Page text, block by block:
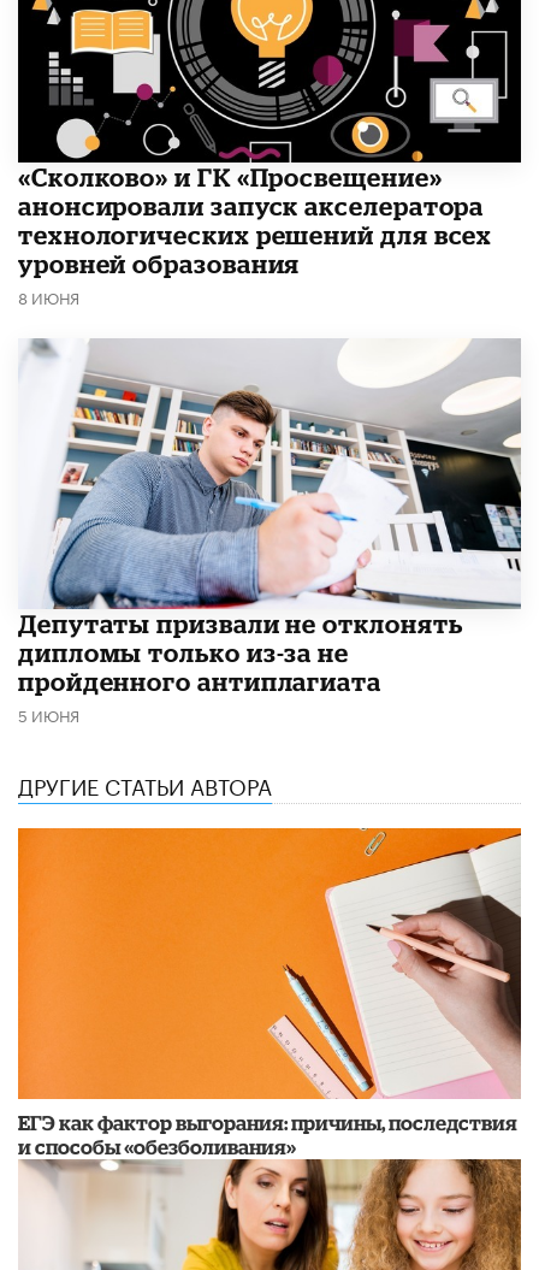
«Сколково» и ГК «Просвещение»
анонсировали запуск акселератора
технологических решений для всех
уровней образования
8 ИЮНЯ
Депутаты призвали не отклонять
дипломы только из-за не
пройденного антиплагиата
5 ИЮНЯ
ДРУГИЕ СТАТЬИ АВТОРА
​ЕГЭ как фактор выгорания: причины, последствия
и способы «обезболивания»